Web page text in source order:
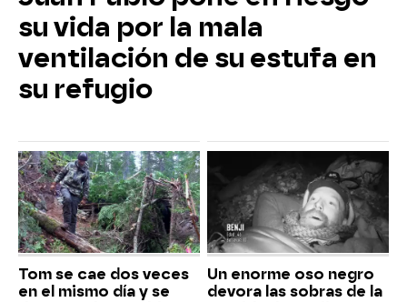
su vida por la mala
ventilación de su estufa en
su refugio
Tom se cae dos veces
en el mismo día y se
Un enorme oso negro
devora las sobras de la